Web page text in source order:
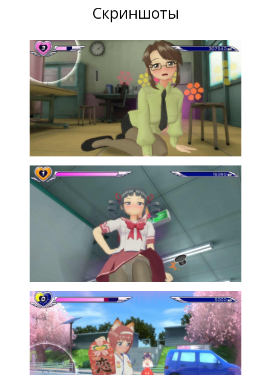
Скриншоты